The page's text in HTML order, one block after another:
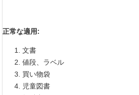
正常な適用:
文書
値段、ラベル
買い物袋
児童図書